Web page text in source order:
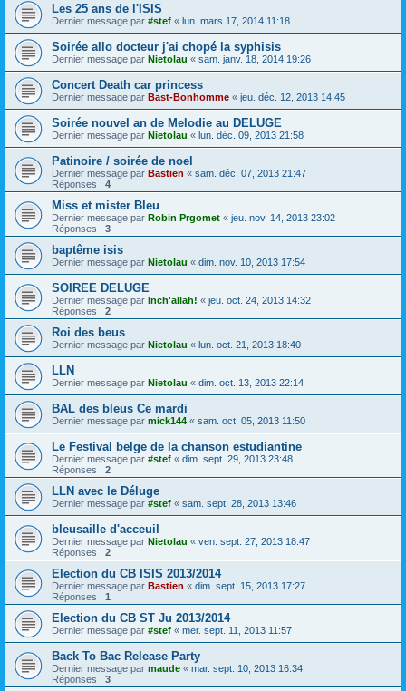
Les 25 ans de l'ISIS
Dernier message par #stef « lun. mars 17, 2014 11:18
Soirée allo docteur j'ai chopé la syphisis
Dernier message par Nietolau « sam. janv. 18, 2014 19:26
Concert Death car princess
Dernier message par Bast-Bonhomme « jeu. déc. 12, 2013 14:45
Soirée nouvel an de Melodie au DELUGE
Dernier message par Nietolau « lun. déc. 09, 2013 21:58
Patinoire / soirée de noel
Dernier message par Bastien « sam. déc. 07, 2013 21:47
Réponses : 4
Miss et mister Bleu
Dernier message par Robin Prgomet « jeu. nov. 14, 2013 23:02
Réponses : 3
baptême isis
Dernier message par Nietolau « dim. nov. 10, 2013 17:54
SOIREE DELUGE
Dernier message par Inch'allah! « jeu. oct. 24, 2013 14:32
Réponses : 2
Roi des beus
Dernier message par Nietolau « lun. oct. 21, 2013 18:40
LLN
Dernier message par Nietolau « dim. oct. 13, 2013 22:14
BAL des bleus Ce mardi
Dernier message par mick144 « sam. oct. 05, 2013 11:50
Le Festival belge de la chanson estudiantine
Dernier message par #stef « dim. sept. 29, 2013 23:48
Réponses : 2
LLN avec le Déluge
Dernier message par #stef « sam. sept. 28, 2013 13:46
bleusaille d'acceuil
Dernier message par Nietolau « ven. sept. 27, 2013 18:47
Réponses : 2
Election du CB ISIS 2013/2014
Dernier message par Bastien « dim. sept. 15, 2013 17:27
Réponses : 1
Election du CB ST Ju 2013/2014
Dernier message par #stef « mer. sept. 11, 2013 11:57
Back To Bac Release Party
Dernier message par maude « mar. sept. 10, 2013 16:34
Réponses : 3